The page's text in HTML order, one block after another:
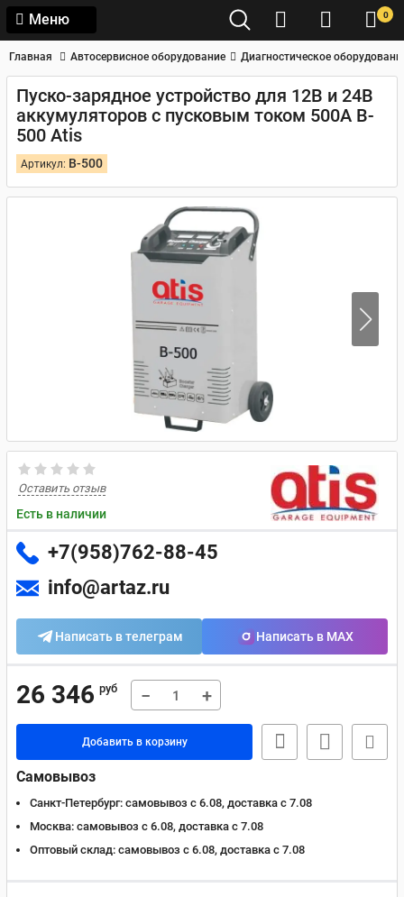
Меню 0
Главная Автосервисное оборудование Диагностическое
Пуско-зарядное устройство для 12В и 24В
аккумуляторов с пусковым током 500А B-
500 Atis
Артикул: B-500
Оставить отзыв
Есть в наличии
+7(958)762-88-45
info@artaz.ru
Написать в телеграм Написать в MAX
26 346 руб − +
Добавить в корзину
Самовывоз
Санкт-Петербург: самовывоз с 6.08, доставка c 7.08
Москва: самовывоз с 6.08, доставка c 7.08
Оптовый склад: самовывоз с 6.08, доставка c 7.08